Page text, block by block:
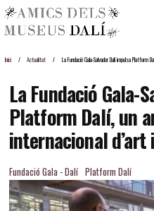
Inici Actualitat La Fundació Gala-Salvador Dalí impulsa Platform
La Fundació Gala-
Platform Dalí, un
internacional d’art
Fundació Gala - Dalí Platform Dalí